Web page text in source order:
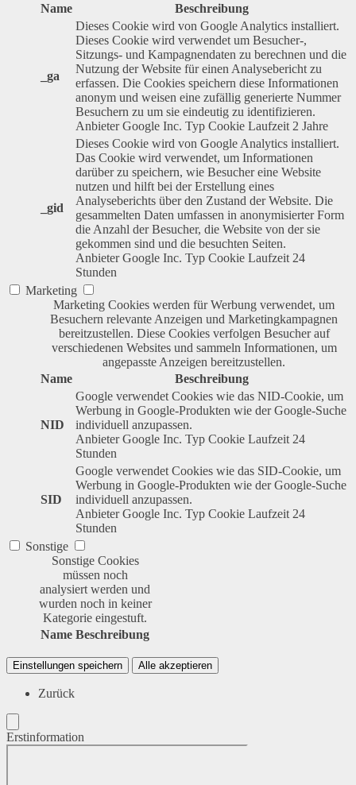
Name
Beschreibung
_ga
Dieses Cookie wird von Google Analytics installiert.
Dieses Cookie wird verwendet um Besucher-,
Sitzungs- und Kampagnendaten zu berechnen und die
Nutzung der Website für einen Analysebericht zu
erfassen. Die Cookies speichern diese Informationen
anonym und weisen eine zufällig generierte Nummer
Besuchern zu um sie eindeutig zu identifizieren.
Anbieter Google Inc. Typ Cookie Laufzeit 2 Jahre
_gid
Dieses Cookie wird von Google Analytics installiert.
Das Cookie wird verwendet, um Informationen
darüber zu speichern, wie Besucher eine Website
nutzen und hilft bei der Erstellung eines
Analyseberichts über den Zustand der Website. Die
gesammelten Daten umfassen in anonymisierter Form
die Anzahl der Besucher, die Website von der sie
gekommen sind und die besuchten Seiten.
Anbieter Google Inc. Typ Cookie Laufzeit 24
Stunden
Marketing
Marketing Cookies werden für Werbung verwendet, um
Besuchern relevante Anzeigen und Marketingkampagnen
bereitzustellen. Diese Cookies verfolgen Besucher auf
verschiedenen Websites und sammeln Informationen, um
angepasste Anzeigen bereitzustellen.
Name
Beschreibung
NID
Google verwendet Cookies wie das NID-Cookie, um
Werbung in Google-Produkten wie der Google-Suche
individuell anzupassen.
Anbieter Google Inc. Typ Cookie Laufzeit 24
Stunden
SID
Google verwendet Cookies wie das SID-Cookie, um
Werbung in Google-Produkten wie der Google-Suche
individuell anzupassen.
Anbieter Google Inc. Typ Cookie Laufzeit 24
Stunden
Sonstige
Sonstige Cookies
müssen noch
analysiert werden und
wurden noch in keiner
Kategorie eingestuft.
Name Beschreibung
Einstellungen speichern Alle akzeptieren
Zurück
Erstinformation